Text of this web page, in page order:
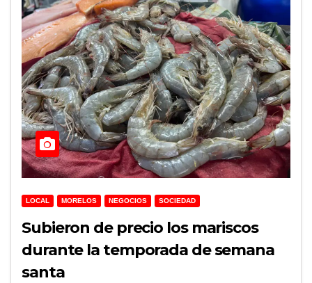
LOCAL MORELOS NEGOCIOS SOCIEDAD
Subieron de precio los mariscos
durante la temporada de semana
santa